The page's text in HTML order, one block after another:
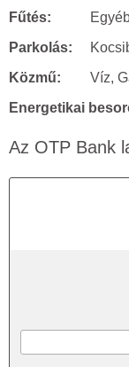
Fűtés:
Parkolás:
Közmű:
Víz,
Energetikai
Az OTP Bank